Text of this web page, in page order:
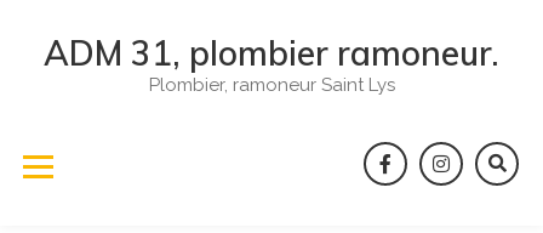
ADM 31, plombier ramoneur.
Plombier, ramoneur Saint Lys